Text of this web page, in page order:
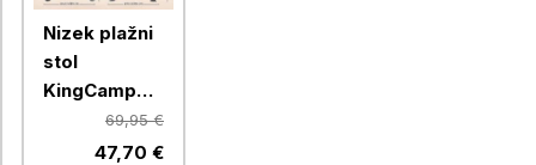
Nizek plažni
stol
KingCamp
KC3841, siv
69,95 €
47,70 €